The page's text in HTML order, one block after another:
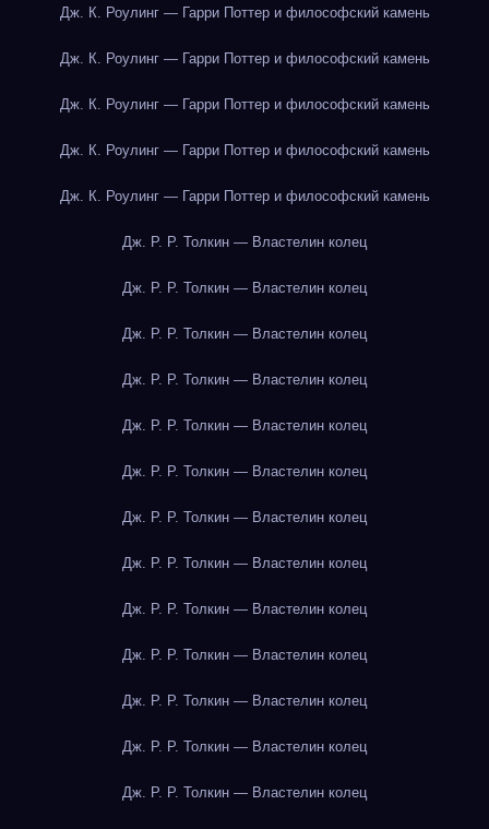
Дж. К. Роулинг — Гарри Поттер и философский камень
Дж. К. Роулинг — Гарри Поттер и философский камень
Дж. К. Роулинг — Гарри Поттер и философский камень
Дж. К. Роулинг — Гарри Поттер и философский камень
Дж. К. Роулинг — Гарри Поттер и философский камень
Дж. Р. Р. Толкин — Властелин колец
Дж. Р. Р. Толкин — Властелин колец
Дж. Р. Р. Толкин — Властелин колец
Дж. Р. Р. Толкин — Властелин колец
Дж. Р. Р. Толкин — Властелин колец
Дж. Р. Р. Толкин — Властелин колец
Дж. Р. Р. Толкин — Властелин колец
Дж. Р. Р. Толкин — Властелин колец
Дж. Р. Р. Толкин — Властелин колец
Дж. Р. Р. Толкин — Властелин колец
Дж. Р. Р. Толкин — Властелин колец
Дж. Р. Р. Толкин — Властелин колец
Дж. Р. Р. Толкин — Властелин колец